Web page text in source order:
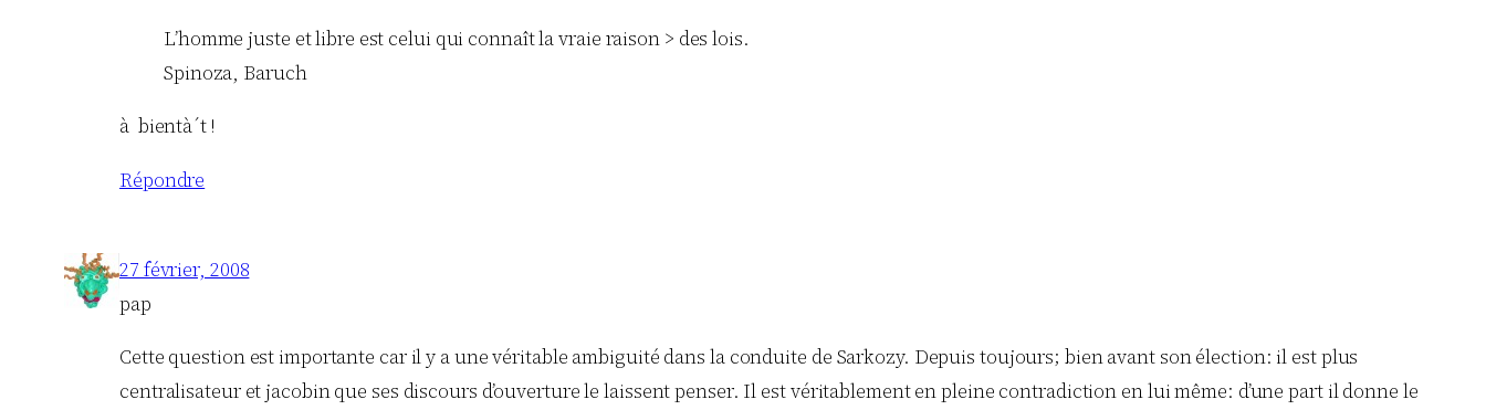
L’homme juste et libre est celui qui connaît la vraie raison > des lois.
Spinoza, Baruch
à bientà´t !
Répondre
27 février, 2008
pap
Cette question est importante car il y a une véritable ambiguité dans la conduite de Sarkozy. Depuis toujours; bien avant son élection: il est plus
centralisateur et jacobin que ses discours d’ouverture le laissent penser. Il est véritablement en pleine contradiction en lui même: d’une part il donne le